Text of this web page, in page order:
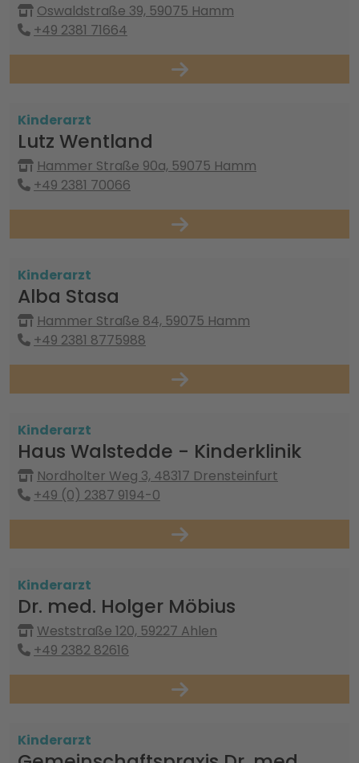
Oswaldstraße 39, 59075 Hamm
+49 2381 71664
Kinderarzt
Lutz Wentland
Hammer Straße 90a, 59075 Hamm
+49 2381 70066
Kinderarzt
Alba Stasa
Hammer Straße 84, 59075 Hamm
+49 2381 8775988
Kinderarzt
Haus Walstedde - Kinderklinik
Nordholter Weg 3, 48317 Drensteinfurt
+49 (0) 2387 9194-0
Kinderarzt
Dr. med. Holger Möbius
Weststraße 120, 59227 Ahlen
+49 2382 82616
Kinderarzt